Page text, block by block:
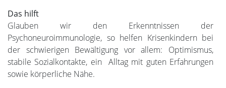
Das hilft
Glauben wir den Erkenntnissen der
Psychoneuroimmunologie, so helfen Krisenkindern bei
der schwierigen Bewältigung vor allem: Optimismus,
stabile Sozialkontakte, ein Alltag mit guten Erfahrungen
sowie körperliche Nähe.